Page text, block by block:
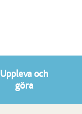
Uppleva och
göra